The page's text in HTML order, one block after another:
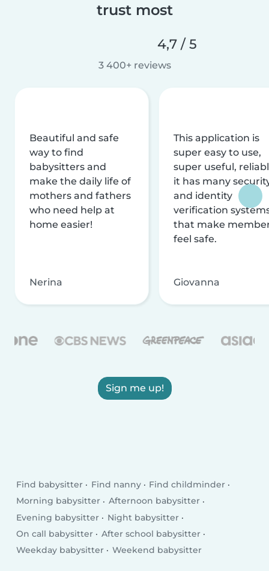
trust most
4,7 / 5
3 400+ reviews
Beautiful and safe
way to find
babysitters and
make the daily life of
mothers and fathers
who need help at
home easier!
Nerina
This application is
super easy to use,
super useful,
it has many
and identity
verification
that make
feel safe.
Giovanna
Sign me up!
Find babysitter Find nanny
Find childminder
Morning babysitter
Afternoon babysitter
Evening babysitter
Night babysitter
On call babysitter
After school babysitter
Weekday babysitter
Weekend babysitter